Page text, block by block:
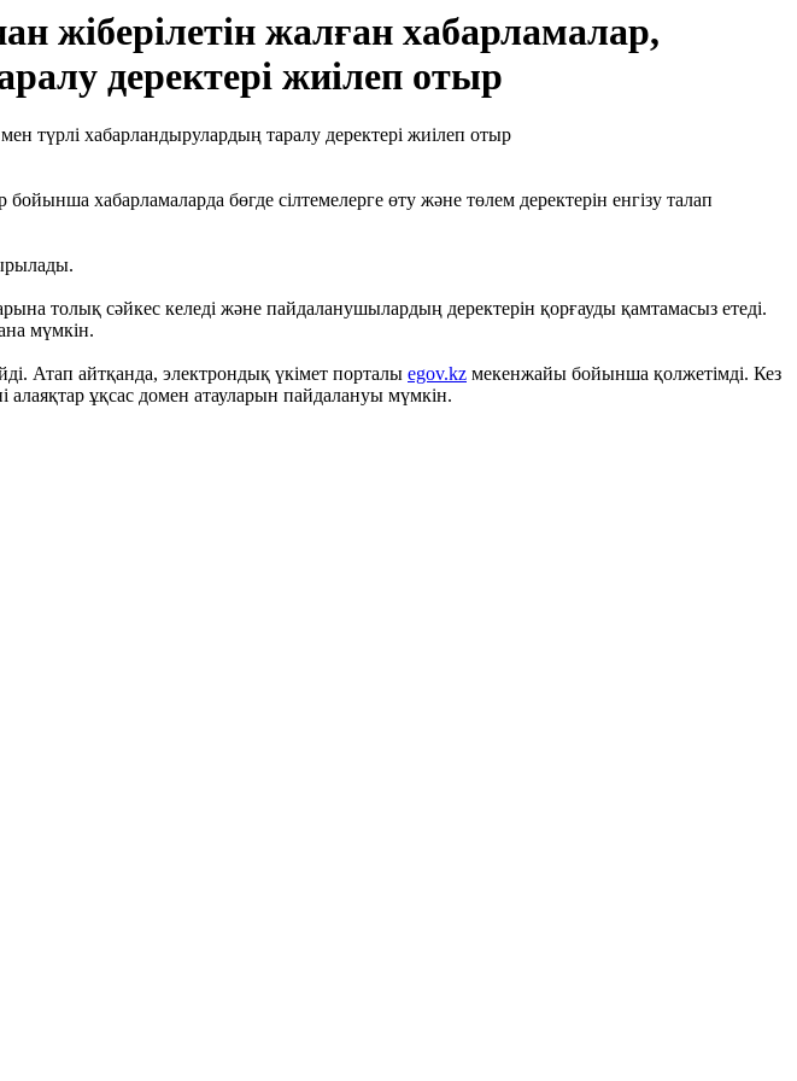
жіберілетін жалған хабарламалар,
деректері жиілеп отыр
хабарламаларда бөгде сілтемелерге өту және төлем деректерін енгізу талап
толық сәйкес келеді және пайдаланушылардың деректерін қорғауды қамтамасыз етеді.
мүмкін.
Атап айтқанда, электрондық үкімет порталы egov.kz мекенжайы бойынша қолжетімді. Кез
алаяқтар ұқсас домен атауларын пайдалануы мүмкін.